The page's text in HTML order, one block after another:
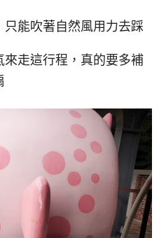
只能吹著自然風用力去踩
走這行程，真的要多補